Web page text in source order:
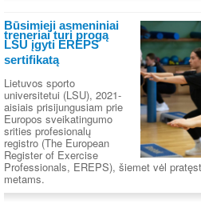
Būsimieji asmeniniai
treneriai turi progą
LSU įgyti EREPS
sertifikatą
Lietuvos sporto
universitetui (LSU), 2021-
aisiais prisijungusiam prie
Europos sveikatingumo
srities profesionalų
registro (The European
Register of Exercise
Professionals, EREPS), šiemet vėl
metams.